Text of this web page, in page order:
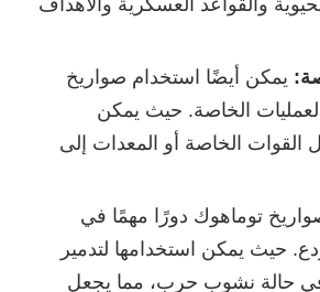
يمكن أيضًا استخدام صواريخ
الخاصة. حيث يمكن
القوات الخاصة أو المعدات إلى
توماهوك دورًا مهمًا في
حيث يمكن استخدامها لتدمير
حالة نشوب حرب، مما يجعل